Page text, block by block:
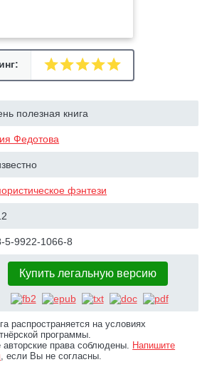
полезная книга
Федотова
фэнтези
5-9922-1066-8
Купить легальную версию
распространяется на условиях
программы.
авторские права соблюдены. Напишите
, если Вы не согласны.